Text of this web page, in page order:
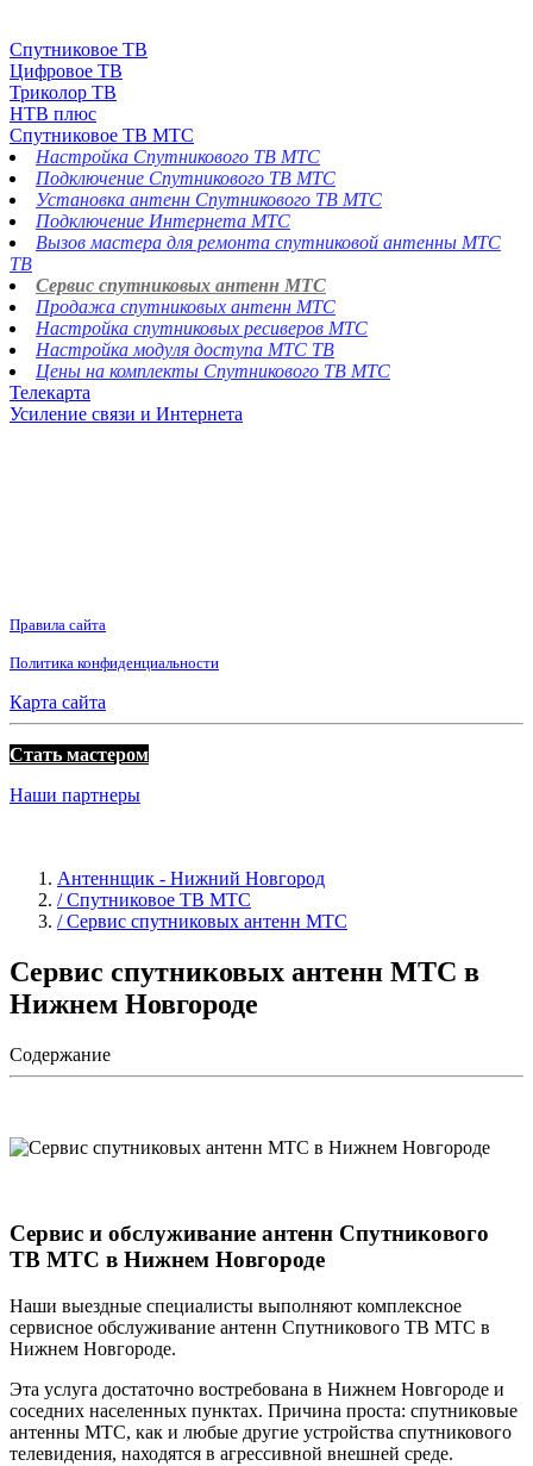
Спутниковое ТВ
Цифровое ТВ
Триколор ТВ
НТВ плюс
Спутниковое ТВ МТС
Настройка Спутникового ТВ МТС
Подключение Спутникового ТВ МТС
Установка антенн Спутникового ТВ МТС
Подключение Интернета МТС
Вызов мастера для ремонта спутниковой антенны МТС
ТВ
Сервис спутниковых антенн МТС
Продажа спутниковых антенн МТС
Настройка спутниковых ресиверов МТС
Настройка модуля доступа МТС ТВ
Цены на комплекты Спутникового ТВ МТС
Телекарта
Усиление связи и Интернета
Правила сайта
Политика конфиденциальности
Карта сайта
Стать мастером
Наши партнеры
Антеннщик - Нижний Новгород
/ Спутниковое ТВ МТС
/ Сервис спутниковых антенн МТС
Сервис спутниковых антенн МТС в
Нижнем Новгороде
Содержание
Сервис и обслуживание антенн Спутникового
ТВ МТС в Нижнем Новгороде
Наши выездные специалисты выполняют комплексное
сервисное обслуживание антенн Спутникового ТВ МТС в
Нижнем Новгороде.
Эта услуга достаточно востребована в Нижнем Новгороде и
соседних населенных пунктах. Причина проста: спутниковые
антенны МТС, как и любые другие устройства спутникового
телевидения, находятся в агрессивной внешней среде.